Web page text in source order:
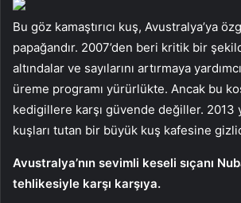
Bu göz kamaştırıcı kuş, Avustralya’ya
papağandır. 2007’den beri kritik bir
altındalar ve sayılarını artırmaya
üreme programı yürürlükte. Ancak bu
kedigillere karşı güvende değiller. 2013
kuşları tutan bir büyük kuş kafesine
Avustralya’nın sevimli keseli sıçanı
tehlikesiyle karşı karşıya.